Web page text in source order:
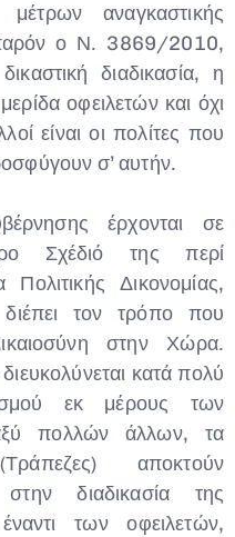
αναγκαστικής
παρόν ο Ν. 3869/2010,
διαδικασία, η
οφειλετών και όχι
είναι οι πολίτες που
σ’ αυτήν.
έρχονται σε
Σχέδιό της περί
Δικονομίας,
τον τρόπο που
στην Χώρα.
κατά πολύ
εκ μέρους των
πολλών άλλων, τα
αποκτούν
στην διαδικασία της
των οφειλετών,